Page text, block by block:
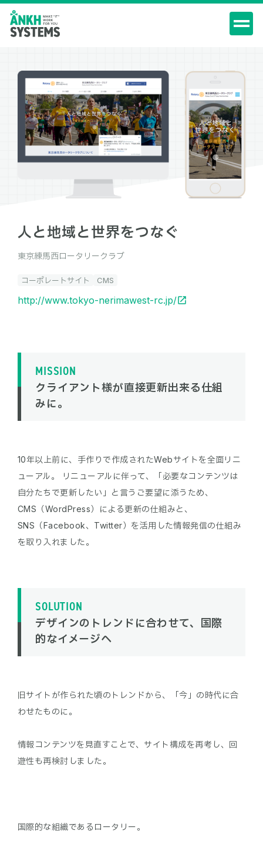
人と地域と世界をつなぐ
東京練馬西ロータリークラブ
コーポレートサイト CMS
http://www.tokyo-nerimawest-rc.jp/
MISSION
クライアント様が直接更新出来る仕組
みに。
10年以上前に、手作りで作成されたWebサイトを全面リニ
ューアル。 リニューアルに伴って、「必要なコンテンツは
自分たちで更新したい」と言うご要望に添うため、
CMS（WordPress）による更新の仕組みと、
SNS（Facebook、Twitter）を活用した情報発信の仕組み
SOLUTION
デザインのトレンドに合わせて、国際
的なイメージへ
旧サイトが作られた頃のトレンドから、「今」の時代に合
わせたものに。
情報コンテンツを見直すことで、サイト構成を再考し、回
遊性も再検討しました。
国際的な組織であるロータリー。